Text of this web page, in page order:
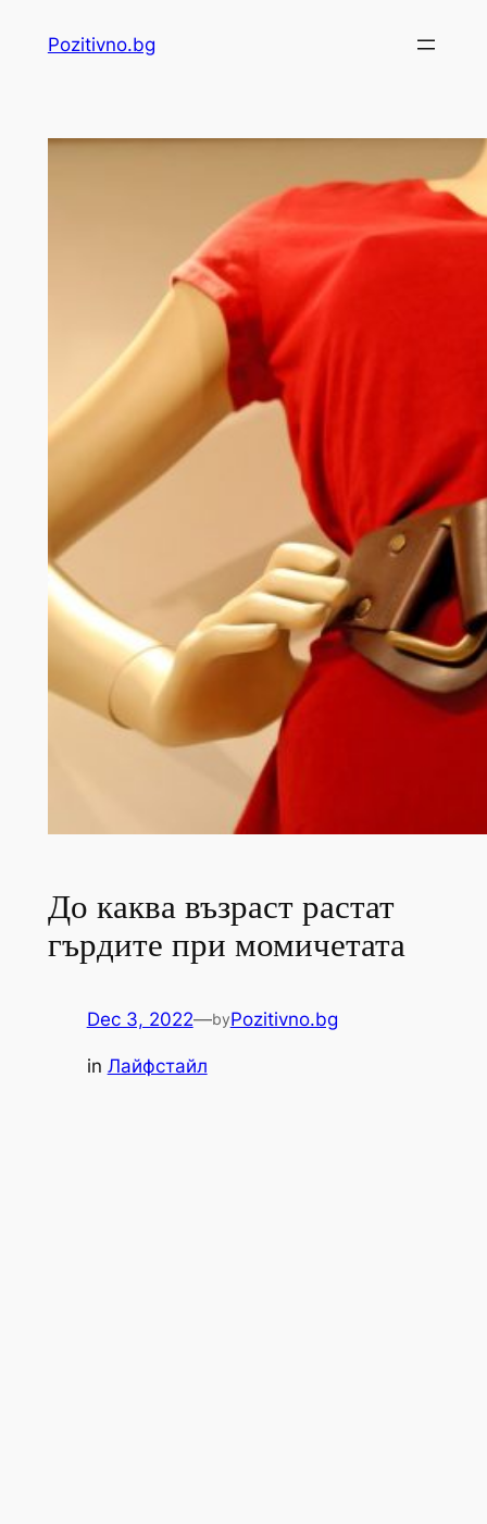
Pozitivno.bg
До каква възраст растат
гърдите при момичетата
Dec 3, 2022—byPozitivno.bg
in Лайфстайл